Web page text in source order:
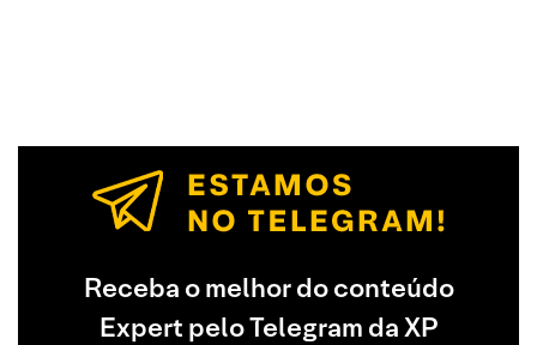
Receba o melhor do conteúdo
Expert pelo Telegram da XP